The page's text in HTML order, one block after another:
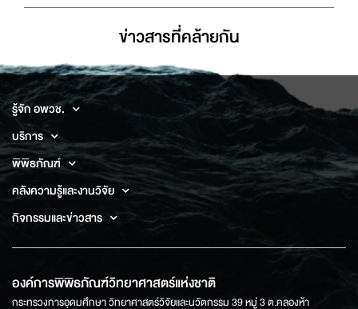
ข่าวสารที่่คล้ายกัน
รู้จัก อพวช.
บริการ
พิพิธภัณฑ์
คลังความรู้และงานวิจัย
กิจกรรมและข่าวสาร
องค์การพิพิธภัณฑ์วิทยาศาสตร์แห่งชาติ
กระทรวงการอุดมศึกษา วิทยาศาสตร์วิจัยและนวัตกรรม 39 หมู่ 3 ต.คลองห้า